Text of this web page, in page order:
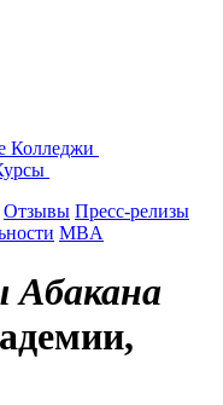
Колледжи
Отзывы Пресс-релизы
MBA
Абакана